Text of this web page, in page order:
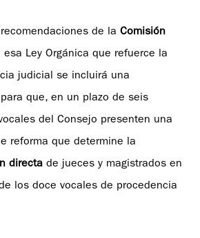
de la Comisión
esa Ley Orgánica que refuerce la
judicial se incluirá una
que, en un plazo de seis
del Consejo presenten una
reforma que determine la
directa de jueces y magistrados en
los doce vocales de procedencia